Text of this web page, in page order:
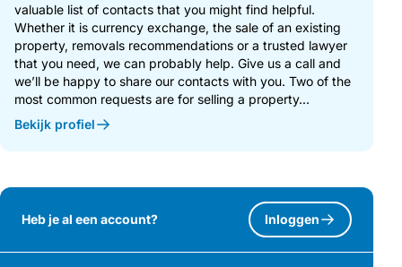
valuable list of contacts that you might find helpful.
Whether it is currency exchange, the sale of an existing
property, removals recommendations or a trusted lawyer
that you need, we can probably help. Give us a call and
we’ll be happy to share our contacts with you. Two of the
most common requests are for selling a property...
Bekijk profiel
Heb je al een account? Inloggen